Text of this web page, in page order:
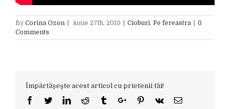
By Corina Ozon iunie 27th, 2010 Cioburi, Pe fereastra
0
Comments
Împărtășește acest articol cu prietenii tăi!
Facebook
TwitterLinkedinReddit TumblrGoogle+Pinterest
Vk Email